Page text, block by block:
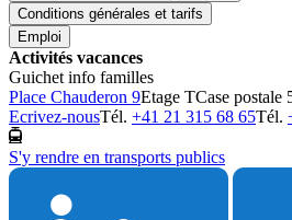
Conditions générales et tarifs
Emploi
Activités vacances
Guichet info familles
Place Chauderon 9Etage TCase postale
Ecrivez-nousTél. +41 21 315 68 65Tél.
S'y rendre en transports publics